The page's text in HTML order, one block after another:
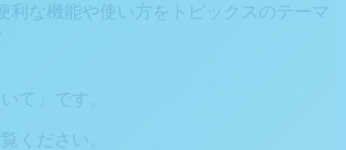
利な機能や使い方をトピックスのテーマ
て」です。
ください。